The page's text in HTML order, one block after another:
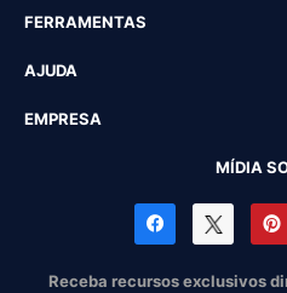
FERRAMENTAS
AJUDA
EMPRESA
MÍDIA
Receba recursos exclusivos